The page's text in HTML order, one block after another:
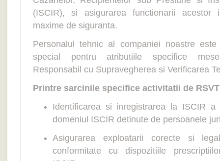
(ISCIR), si asigurarea functionarii acestor
maxime de siguranta.
Personalul tehnic al companiei noastre
special pentru atributiile specifice
Responsabil cu Supravegherea si Verificarea
Printre sarcinile specifice activitatii de
Identificarea si inregistrarea la ISCIR a
domeniul ISCIR detinute de persoanele
Asigurarea exploatarii corecte si
conformitate cu dispozitiile